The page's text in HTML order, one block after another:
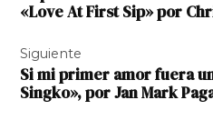
entradas
«Love At First Sip» por
Siguiente
Si mi primer amor fuera
Singko», por Jan Mark